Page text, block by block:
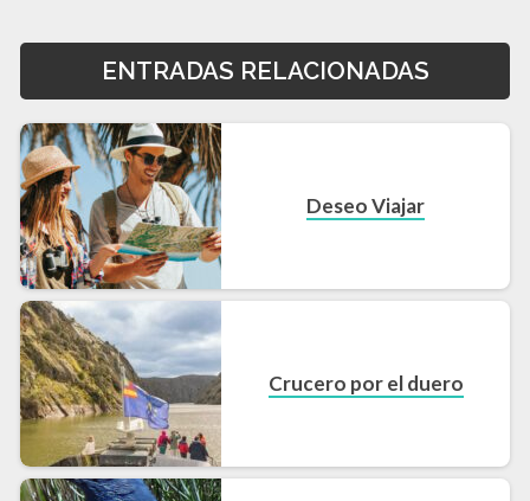
ENTRADAS RELACIONADAS
Deseo Viajar
Crucero por el duero